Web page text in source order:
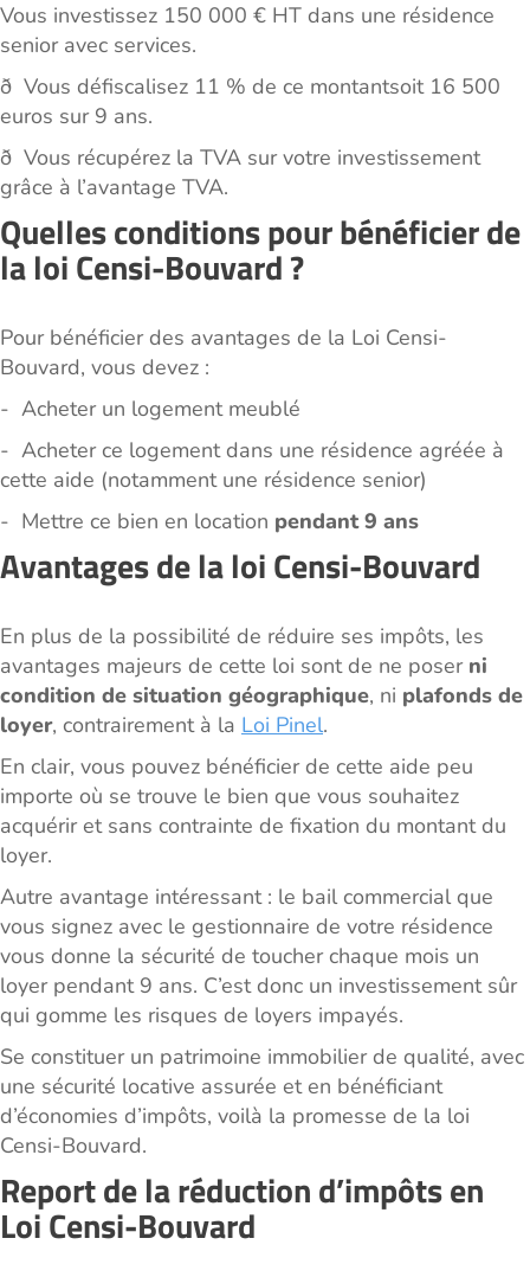
Vous investissez 150 000 € HT dans une résidence
senior avec services.
ð Vous défiscalisez 11 % de ce montantsoit 16 500
euros sur 9 ans.
ð Vous récupérez la TVA sur votre investissement
grâce à l’avantage TVA.
Quelles conditions pour bénéficier de
la loi Censi-Bouvard ?
Pour bénéficier des avantages de la Loi Censi-
Bouvard, vous devez :
- Acheter un logement meublé
- Acheter ce logement dans une résidence agréée à
cette aide (notamment une résidence senior)
- Mettre ce bien en location pendant 9 ans
Avantages de la loi Censi-Bouvard
En plus de la possibilité de réduire ses impôts, les
avantages majeurs de cette loi sont de ne poser ni
condition de situation géographique, ni plafonds de
loyer, contrairement à la Loi Pinel.
En clair, vous pouvez bénéficier de cette aide peu
importe où se trouve le bien que vous souhaitez
acquérir et sans contrainte de fixation du montant du
loyer.
Autre avantage intéressant : le bail commercial que
vous signez avec le gestionnaire de votre résidence
vous donne la sécurité de toucher chaque mois un
loyer pendant 9 ans. C’est donc un investissement sûr
qui gomme les risques de loyers impayés.
Se constituer un patrimoine immobilier de qualité, avec
une sécurité locative assurée et en bénéficiant
d’économies d’impôts, voilà la promesse de la loi
Censi-Bouvard.
Report de la réduction d’impôts en
Loi Censi-Bouvard